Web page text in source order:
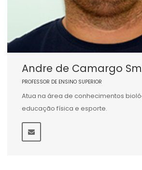
Andre de Camargo
PROFESSOR DE ENSINO SUPERIOR
Atua na área de conhecimentos
educação física e esporte.